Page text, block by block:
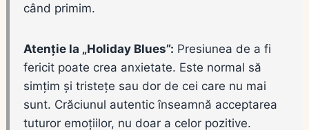
când primim.
Atenție la „Holiday Blues”: Presiunea de a fi
fericit poate crea anxietate. Este normal să
simțim și tristețe sau dor de cei care nu mai
sunt. Crăciunul autentic înseamnă acceptarea
tuturor emoțiilor, nu doar a celor pozitive.